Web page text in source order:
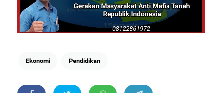
Ekonomi Pendidikan